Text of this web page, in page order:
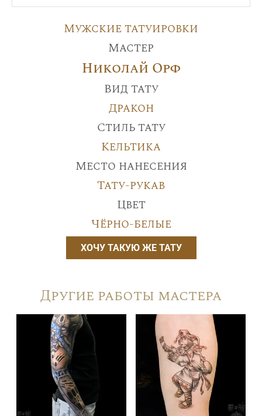
Мужские татуировки
Мастер
Николай Орф
Вид тату
Дракон
Стиль тату
Кельтика
Место нанесения
Тату-рукав
Цвет
Чёрно-белые
ХОЧУ ТАКУЮ ЖЕ ТАТУ
Другие работы мастера